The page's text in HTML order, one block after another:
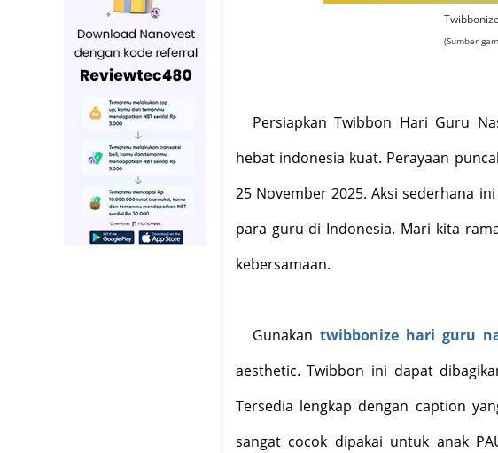
(Sumber
Persiapkan Twibbon Hari Guru
hebat indonesia kuat. Perayaan
25 November 2025. Aksi sederhana
para guru di Indonesia. Mari kita
kebersamaan.
Gunakan twibbonize hari guru
aesthetic. Twibbon ini dapat
Tersedia lengkap dengan caption
sangat cocok dipakai untuk anak